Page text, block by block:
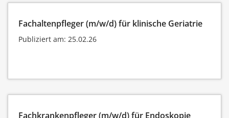
Fachaltenpfleger (m/w/d) für klinische Geriatrie
Publiziert am: 25.02.26
Fachkrankenpfleger (m/w/d) für Endoskopie